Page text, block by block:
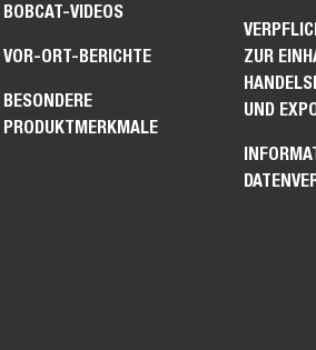
BOBCAT-VIDEOS
VOR-ORT-BERICHTE
BESONDERE
PRODUKTMERKMALE
ZUR
UND